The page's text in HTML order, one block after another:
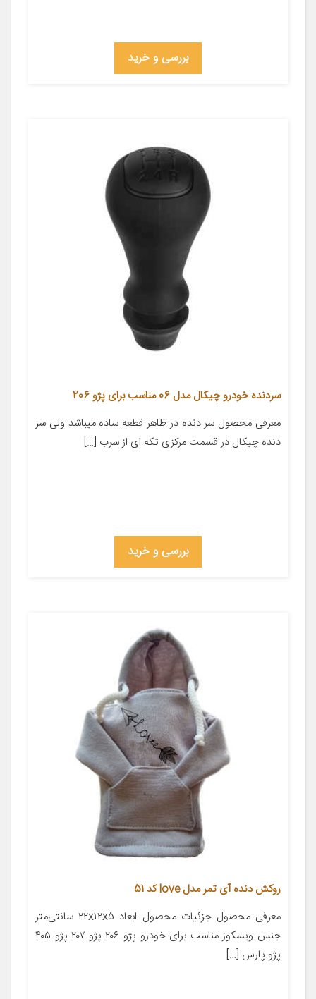
بررسی و خرید
سردنده خودرو چیکال مدل 06 مناسب برای پژو 206
معرفی محصول سر دنده در ظاهر قطعه ساده میباشد ولی سر
دنده چیکال در قسمت مرکزی تکه ای از سرب […]
بررسی و خرید
روکش دنده آی تمر مدل love کد 51
معرفی محصول جزئیات محصول ابعاد ۲۲x۱۲x۵ سانتی‌متر
جنس ویسکوز مناسب برای خودرو پژو ۲۰۶ پژو ۲۰۷ پژو ۴۰۵
پژو پارس […]